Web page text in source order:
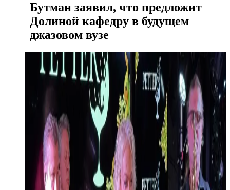
Бутман заявил, что предложит
Долиной кафедру в будущем
джазовом вузе